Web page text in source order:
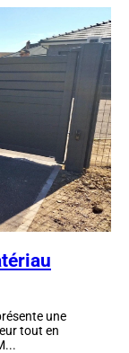
une
tout en